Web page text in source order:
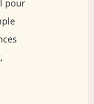
pour